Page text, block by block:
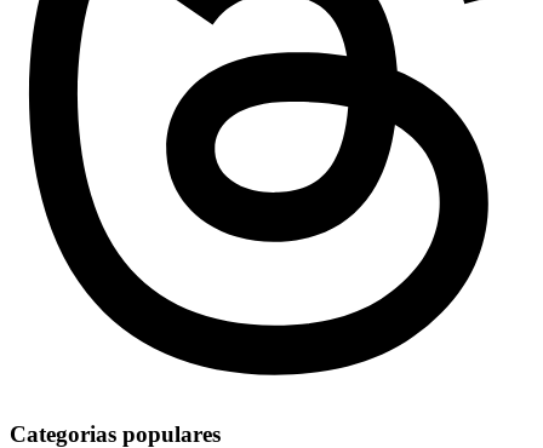
Categorias populares